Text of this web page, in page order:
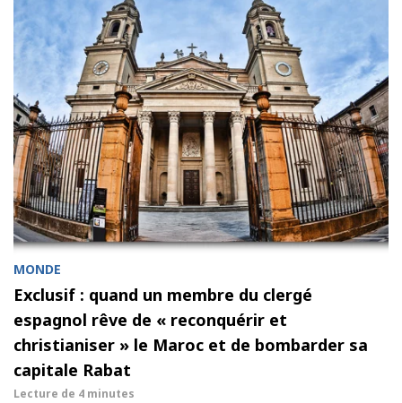
MONDE
Exclusif : quand un membre du clergé
espagnol rêve de « reconquérir et
christianiser » le Maroc et de bombarder sa
capitale Rabat
Lecture de 4 minutes